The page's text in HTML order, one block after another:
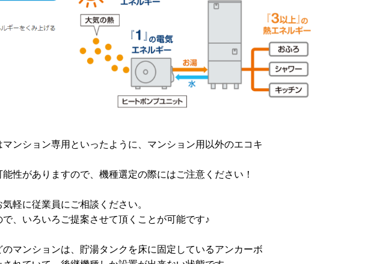
ンション専用といったように、マンション用以外のエコキ
性がありますので、機種選定の際にはご注意ください！
軽に従業員にご相談ください。
、いろいろご提案させて頂くことが可能です♪
マンションは、貯湯タンクを床に固定 しているアンカーボ